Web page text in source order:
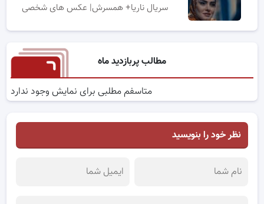
سریال ناریا+ همسرش| عکس های شخصی
مطالب پربازدید ماه
متاسفم مطلبی برای نمایش وجود ندارد
نظر خود را بنویسید